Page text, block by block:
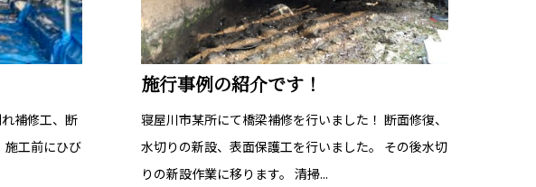
補修工、断
施工前にひび
施行事例の紹介です！
寝屋川市某所にて橋梁補修を行いました！ 断面修復、
水切りの新設、表面保護工を行いました。 その後水切
りの新設作業に移ります。 清掃...